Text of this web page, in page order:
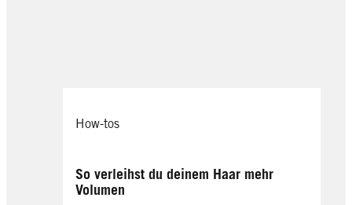
How-tos
So verleihst du deinem Haar mehr
Volumen